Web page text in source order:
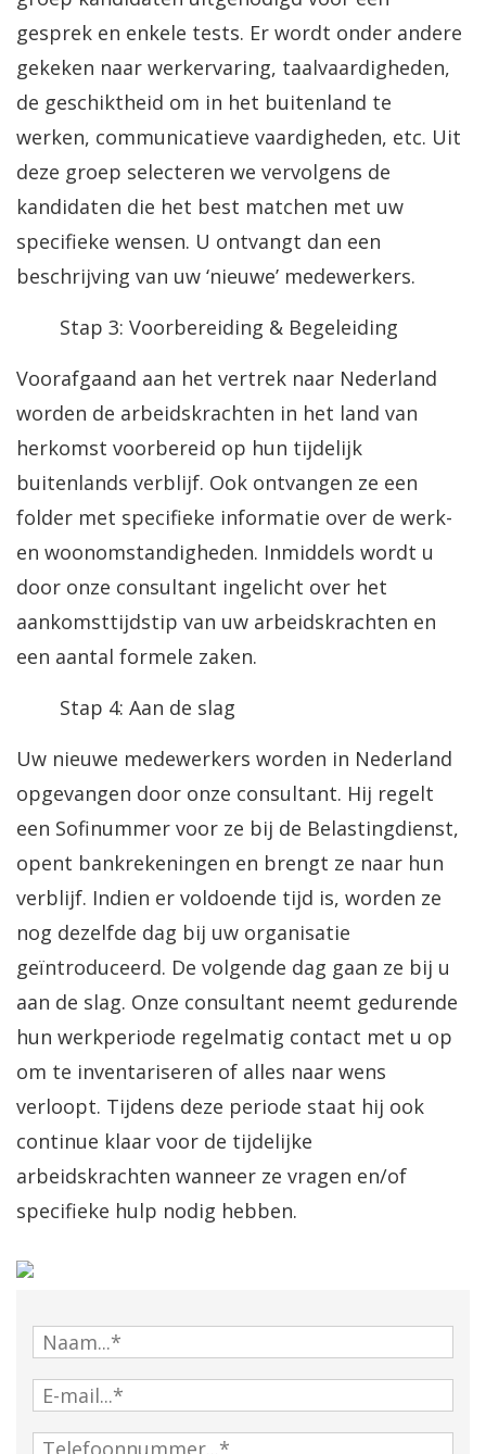
gesprek en enkele tests. Er wordt onder andere
gekeken naar werkervaring, taalvaardigheden,
de geschiktheid om in het buitenland te
werken, communicatieve vaardigheden, etc. Uit
deze groep selecteren we vervolgens de
kandidaten die het best matchen met uw
specifieke wensen. U ontvangt dan een
beschrijving van uw ‘nieuwe’ medewerkers.
Stap 3: Voorbereiding & Begeleiding
Voorafgaand aan het vertrek naar Nederland
worden de arbeidskrachten in het land van
herkomst voorbereid op hun tijdelijk
buitenlands verblijf. Ook ontvangen ze een
folder met specifieke informatie over de werk-
en woonomstandigheden. Inmiddels wordt u
door onze consultant ingelicht over het
aankomsttijdstip van uw arbeidskrachten en
een aantal formele zaken.
Stap 4: Aan de slag
Uw nieuwe medewerkers worden in Nederland
opgevangen door onze consultant. Hij regelt
een Sofinummer voor ze bij de Belastingdienst,
opent bankrekeningen en brengt ze naar hun
verblijf. Indien er voldoende tijd is, worden ze
nog dezelfde dag bij uw organisatie
geïntroduceerd. De volgende dag gaan ze bij u
aan de slag. Onze consultant neemt gedurende
hun werkperiode regelmatig contact met u op
om te inventariseren of alles naar wens
verloopt. Tijdens deze periode staat hij ook
continue klaar voor de tijdelijke
arbeidskrachten wanneer ze vragen en/of
specifieke hulp nodig hebben.